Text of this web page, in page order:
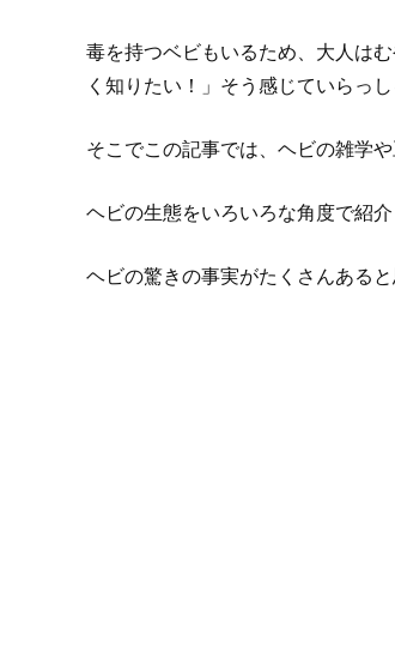
毒を持つベビもいるため、大人は
く知りたい！」そう感じていらっ
そこでこの記事では、ヘビの雑学
ヘビの生態をいろいろな角度で紹
ヘビの驚きの事実がたくさんあると